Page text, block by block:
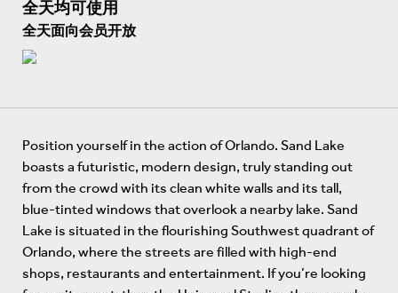
全天均可使用
全天面向会员开放
Position yourself in the action of Orlando. Sand Lake
boasts a futuristic, modern design, truly standing out
from the crowd with its clean white walls and its tall,
blue-tinted windows that overlook a nearby lake. Sand
Lake is situated in the flourishing Southwest quadrant of
Orlando, where the streets are filled with high-end
shops, restaurants and entertainment. If you’re looking